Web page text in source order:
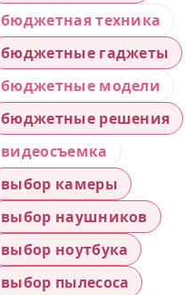
бюджетная техника
бюджетные гаджеты
бюджетные модели
бюджетные решения
видеосъемка
выбор камеры
выбор наушников
выбор ноутбука
выбор пылесоса